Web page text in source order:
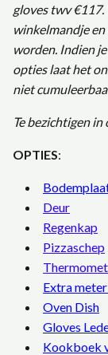
gloves twv €117.
winkelmandje
worden. Indien
opties laat het
niet
Te bezichtigen
OPTIES:
Deur
Regenkap
Pizzaschep
Extra
Oven Dish
Gloves
Kookboek